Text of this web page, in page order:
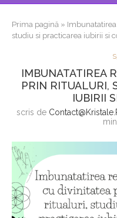
Prima pagină »
studiu si practicarea iubirii si
IMBUNATATIREA
PRIN RITUALURI,
IUBIRII
scris de